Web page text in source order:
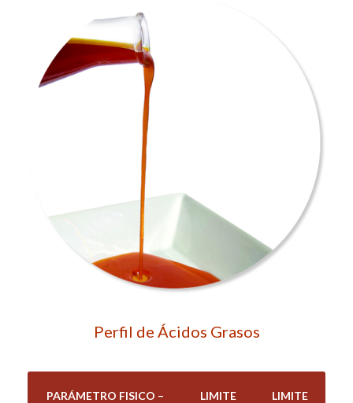
Perfil de Ácidos Grasos
PARÁMETRO FISICO –
LIMITE
LIMITE